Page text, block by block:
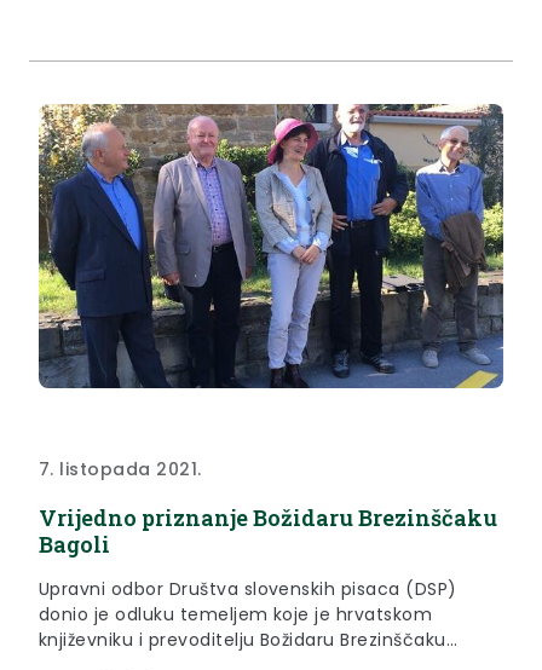
7. listopada 2021.
Vrijedno priznanje Božidaru Brezinščaku
Bagoli
Upravni odbor Društva slovenskih pisaca (DSP)
donio je odluku temeljem koje je hrvatskom
književniku i prevoditelju Božidaru Brezinščaku